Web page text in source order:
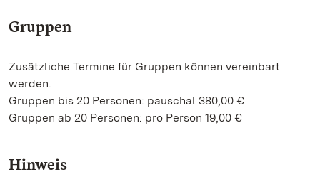
Gruppen
Zusätzliche Termine für Gruppen können vereinbart
werden.
Gruppen bis 20 Personen: pauschal 380,00 €
Gruppen ab 20 Personen: pro Person 19,00 €
Hinweis